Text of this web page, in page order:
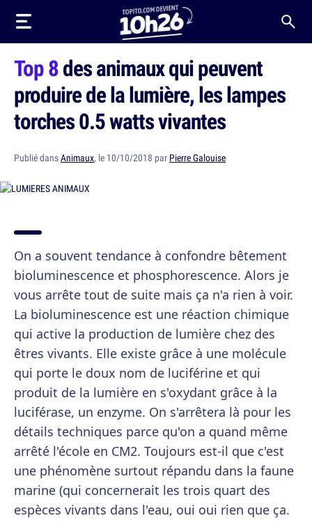
Top 8des animaux qui peuvent
produire de la lumière, les lampes
torches 0.5 watts vivantes
Publié dansAnimaux, le 10/10/2018 par Pierre Galouise
On a souvent tendance à confondre bêtement
bioluminescence et phosphorescence. Alors je
vous arrête tout de suite mais ça n'a rien à voir.
La bioluminescence est une réaction chimique
qui active la production de lumière chez des
êtres vivants. Elle existe grâce à une molécule
qui porte le doux nom de luciférine et qui
produit de la lumière en s'oxydant grâce à la
luciférase, un enzyme. On s'arrêtera là pour les
détails techniques parce qu'on a quand même
arrêté l'école en CM2. Toujours est-il que c'est
une phénomène surtout répandu dans la faune
marine (qui concernerait les trois quart des
espèces vivants dans l'eau, oui oui rien que ça.